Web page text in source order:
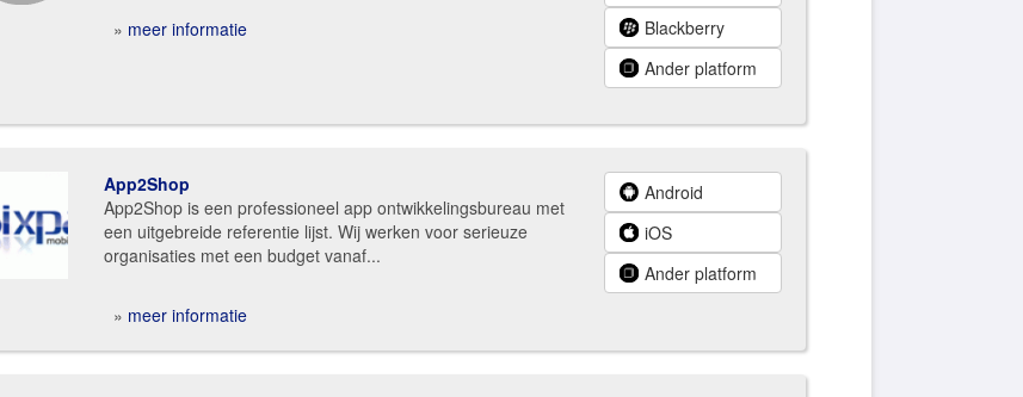
» meer informatie
Blackberry
Ander platform
App2Shop
App2Shop is een professioneel app ontwikkelingsbureau met
een uitgebreide referentie lijst. Wij werken voor serieuze
organisaties met een budget vanaf...
» meer informatie
Android
iOS
Ander platform